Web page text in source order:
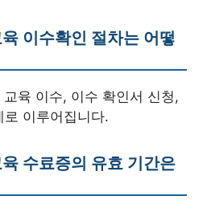
이수확인 절차는 어떻
육 이수, 이수 확인서 신청,
이루어집니다.
수료증의 유효 기간은